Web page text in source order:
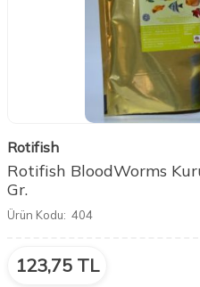
Rotifish
Rotifish BloodWorms
Gr.
Ürün Kodu: 404
123,75 TL